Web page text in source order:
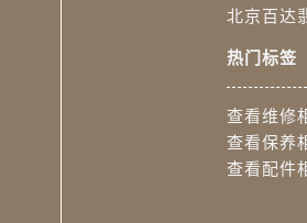
北京百达
热门标签
查看维修
查看保养
查看配件